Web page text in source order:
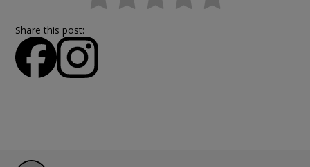
Share this post: